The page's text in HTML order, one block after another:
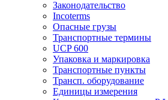
Законодательство
Incoterms
Опасные грузы
Транспортные термины
UCP 600
Упаковка и маркировка
Транспортные пункты
Трансп. оборудование
Единицы измерения